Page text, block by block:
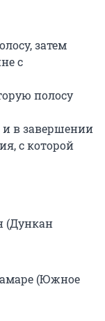
затем
с
полосу
в завершении
с которой
(Дункан
(Южное